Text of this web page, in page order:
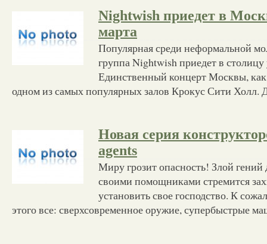
Nightwish приедет в
марта
Популярная среди неформальной
группа Nightwish приедет в
Единственный концерт Москвы, как
одном из самых популярных залов Крокус Сити Холл.
Новая серия
agents
Миру грозит опасность! Злой
своими помощниками стремится
установить свое господство. К
этого все: сверхсовременное оружие, супербыстрые